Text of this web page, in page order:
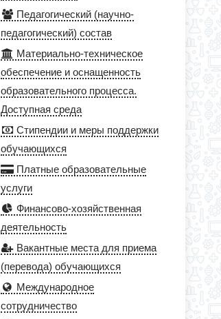
Педагогический (научно-
педагогический) состав
Материально-техническое
обеспечение и оснащенность
образовательного процесса.
Доступная среда
Стипендии и меры поддержки
обучающихся
Платные образовательные
услуги
Финансово-хозяйственная
деятельность
Вакантные места для приема
(перевода) обучающихся
Международное
сотрудничество